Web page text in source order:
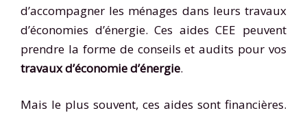
d’accompagner les ménages dans leurs travaux
d’économies d’énergie. Ces aides CEE peuvent
prendre la forme de conseils et audits pour vos
travaux d’économie d’énergie.
Mais le plus souvent, ces aides sont financières.